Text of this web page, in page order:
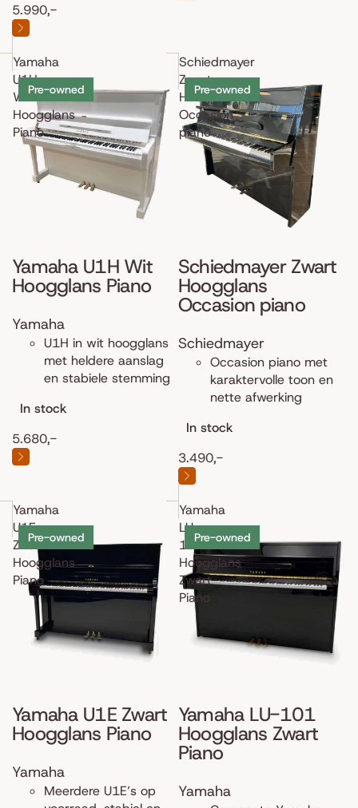
5.990,-
Yamaha
U1H
Wit
Hoogglans
Piano
Pre-owned
Yamaha U1H Wit
Hoogglans Piano
Yamaha
U1H in wit hoogglans
met heldere aanslag
en stabiele stemming
In stock
5.680,-
Schiedmayer
Zwart
Hoogglans
Occasion
piano
Pre-owned
Schiedmayer Zwart
Hoogglans
Occasion piano
Schiedmayer
Occasion piano met
karaktervolle toon en
nette afwerking
In stock
3.490,-
Yamaha
U1E
Zwart
Hoogglans
Piano
Pre-owned
Yamaha U1E Zwart
Hoogglans Piano
Yamaha
Meerdere U1E’s op
Yamaha
LU-
101
Hoogglans
Zwart
Piano
Pre-owned
Yamaha LU-101
Hoogglans Zwart
Piano
Yamaha